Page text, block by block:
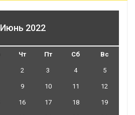
Июнь 2022
Чт Пт Сб Вс
2 3 4 5
9 10 11 12
16 17 18 19